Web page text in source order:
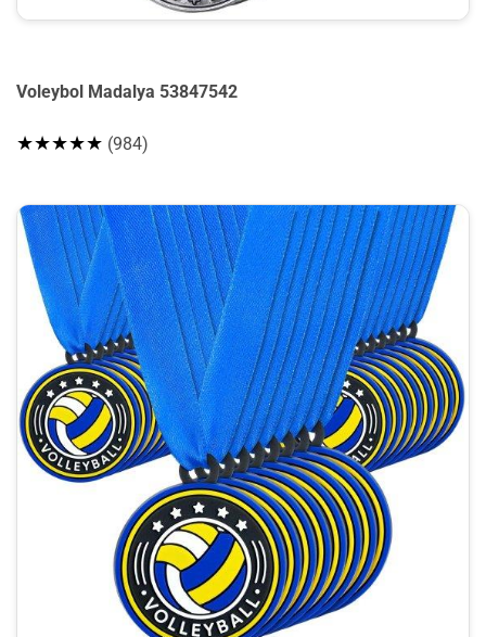
Voleybol Madalya 53847542
★★★★★ (984)